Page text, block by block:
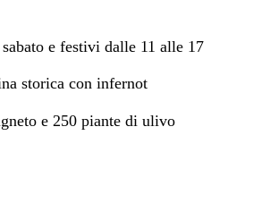
e festivi dalle 11 alle 17
storica con infernot
e 250 piante di ulivo